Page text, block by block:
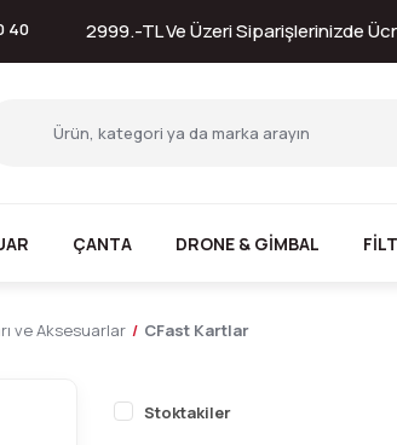
40 2999.-TL Ve Üzeri Siparişlerinizde
ÇANTA DRONE & GİMBAL
ve Aksesuarlar CFast Kartlar
Stoktakiler